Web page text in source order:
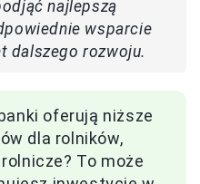
najlepszą
wsparcie
dalszego rozwoju.
oferują niższe
dla rolników,
To może